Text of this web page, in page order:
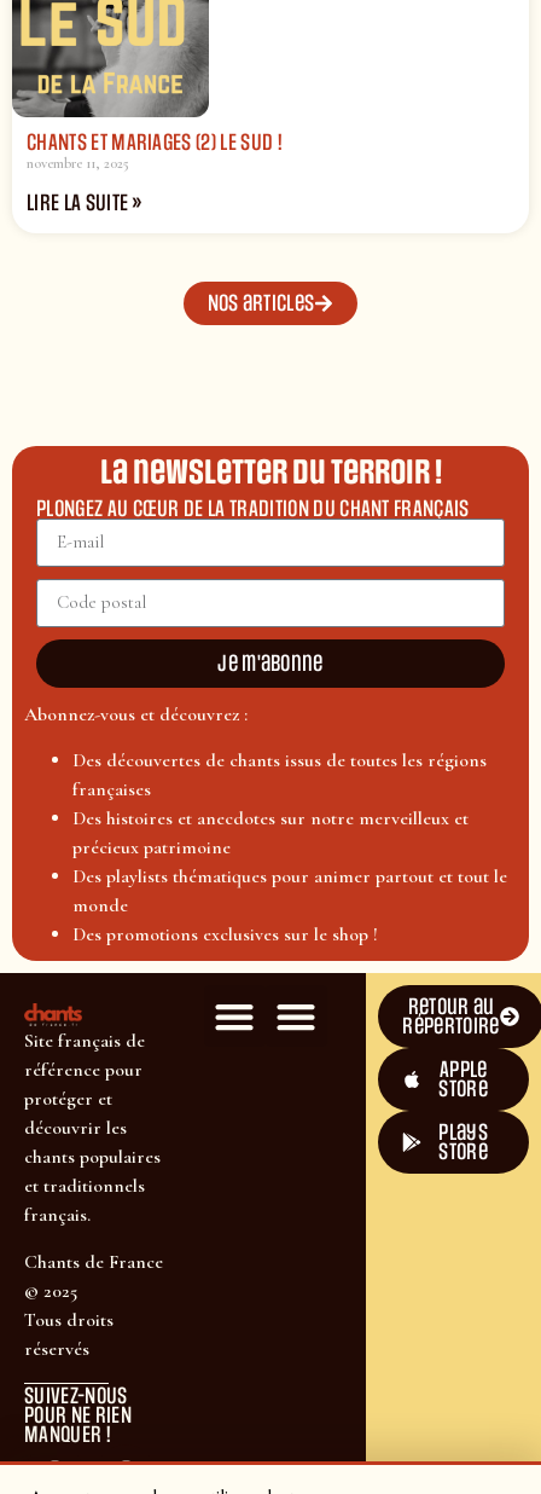
CHANTS ET MARIAGES (2) LE SUD !
novembre 11, 2025
LIRE LA SUITE »
Nos articles
La newsletter du terroir !
PLONGEZ AU CŒUR DE LA TRADITION DU CHANT FRANÇAIS
Je m'abonne
Abonnez-vous et découvrez :
Des découvertes de chants issus de toutes les régions
françaises
Des histoires et anecdotes sur notre merveilleux et
précieux patrimoine
Des playlists thématiques pour animer partout et tout le
monde
Des promotions exclusives sur le shop !
Site français de
référence pour
protéger et
découvrir les
chants populaires
et traditionnels
français.
Chants de France
© 2025
Tous droits
réservés
SUIVEZ-NOUS
POUR NE RIEN
MANQUER !
Retour au
répertoire
Apple
Store
plays
store